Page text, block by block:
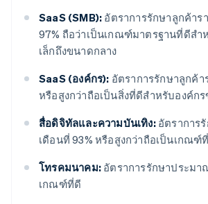
SaaS (SMB): อัตราการรักษาลูกค้าร
97% ถือว่าเป็นเกณฑ์มาตรฐานที่ดีสํา
เล็กถึงขนาดกลาง
SaaS (องค์กร): อัตราการรักษาลูกค้า
หรือสูงกว่าถือเป็นสิ่งที่ดีสําหรับองค์ก
สื่อดิจิทัลและความบันเทิง:อัตราการ
เดือนที่ 93% หรือสูงกว่าถือเป็นเกณฑ์
โทรคมนาคม: อัตราการรักษาประมา
เกณฑ์ที่ดี